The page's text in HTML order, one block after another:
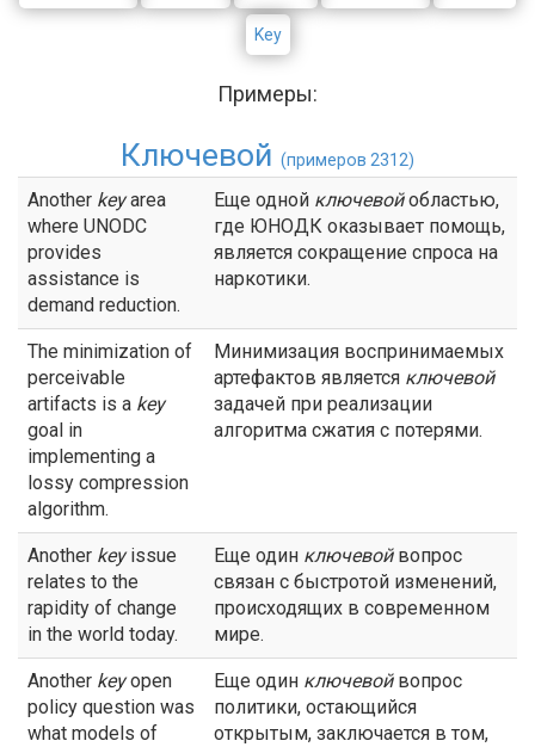
Key
Примеры:
Ключевой (примеров 2312)
Another keyarea
where UNODC
provides
assistance is
demand reduction.
Еще одной ключевойобластью,
где ЮНОДК оказывает помощь,
является сокращение спроса на
наркотики.
The minimization of
perceivable
artifacts is a key
goal in
implementing a
lossy compression
algorithm.
Минимизация воспринимаемых
артефактов является ключевой
задачей при реализации
алгоритма сжатия с потерями.
Another keyissue
relates to the
rapidity of change
in the world today.
Еще один ключевойвопрос
связан с быстротой изменений,
происходящих в современном
мире.
Another keyopen
policy question was
what models of
Еще один ключевойвопрос
политики, остающийся
открытым, заключается в том,